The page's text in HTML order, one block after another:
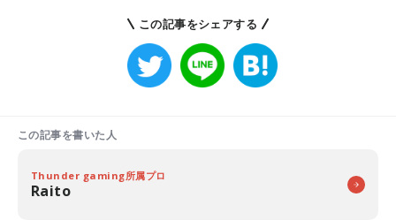
この記事をシェアする
この記事を書いた人
Thunder gaming所属プロ
Raito